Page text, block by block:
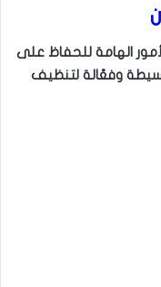
الهامة للحفاظ على
وفعّالة لتنظيف